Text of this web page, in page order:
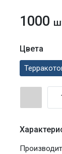
1000
Цвета